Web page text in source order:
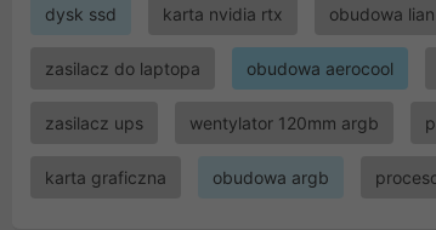
dysk ssd karta nvidia rtx obudowa
zasilacz do laptopa obudowa aerocool
zasilacz ups wentylator 120mm argb
karta graficzna obudowa argb